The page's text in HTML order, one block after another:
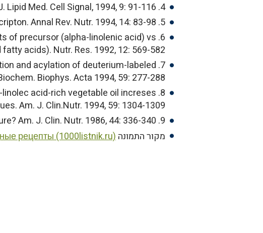
4. Graber R. Sumida C. Nunez EA. Fatty acids and cell signal transduction. J. Lipid Med. Cell Signal, 1994, 9: 91-116.
5. Clarke SD. Jump DB. Dietary polyunsaturated fatty acid regulation of gene transcripton. Annal Rev. Nutr. 1994, 14: 83-98.
of precursor (alpha-linolenic acid) vs
acids). Nutr. Res. 1992, 12: 569-582.
and acylation of deuterium-labeled
Biophys. Acta 1994, 59: 277-288.
linolec acid-rich vegetable oil increses
Am. J. Clin.Nutr. 1994, 59: 1304-1309.
9. Berry EM. Hirsch J. Does dietary linoleic acid influence blood pressure? Am. J. Clin. Nutr. 1986, 44: 336-340.
מקור התמונהрецепты (1000listnik.ru)